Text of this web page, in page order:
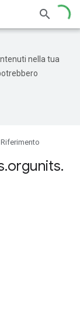
nella tua
Riferimento
.orgunits.